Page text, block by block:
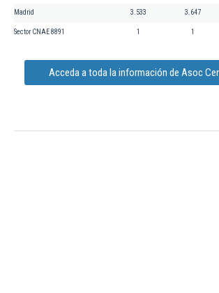
Madrid 3.533 3.647
Sector CNAE 8891 1 1
Acceda a toda la información de Asoc